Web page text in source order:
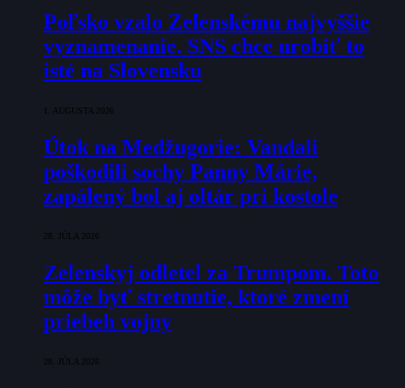
Poľsko vzalo Zelenskému najvyššie
vyznamenanie. SNS chce urobiť to
isté na Slovensku
1. AUGUSTA 2026
Útok na Medžugorie: Vandali
poškodili sochy Panny Márie,
zapálený bol aj oltár pri kostole
28. JÚLA 2026
Zelenskyj odletel za Trumpom. Toto
môže byť stretnutie, ktoré zmení
priebeh vojny
28. JÚLA 2026